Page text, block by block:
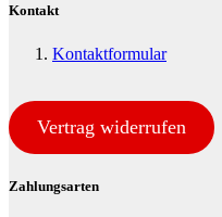
Kontakt
Kontaktformular
Vertrag widerrufen
Zahlungsarten